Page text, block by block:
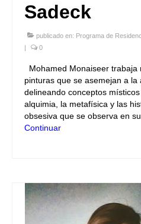
Sadeck
publicado en: Programa de
|
0
Mohamed Monaiseer trabaja
pinturas que se asemejan a la
delineando conceptos
alquimia, la metafísica y las
obsesiva que se observa en
Continuar